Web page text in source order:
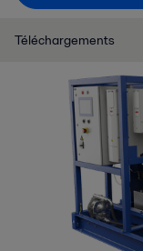
Téléchargements